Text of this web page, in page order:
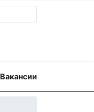
Вакансии